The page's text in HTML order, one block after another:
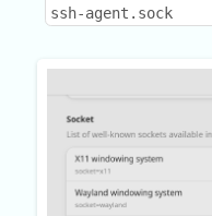
ssh-agent.sock